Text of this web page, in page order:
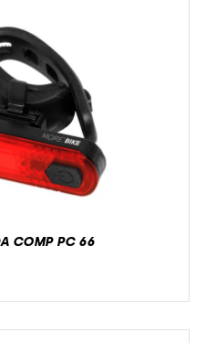
COMP PC 66